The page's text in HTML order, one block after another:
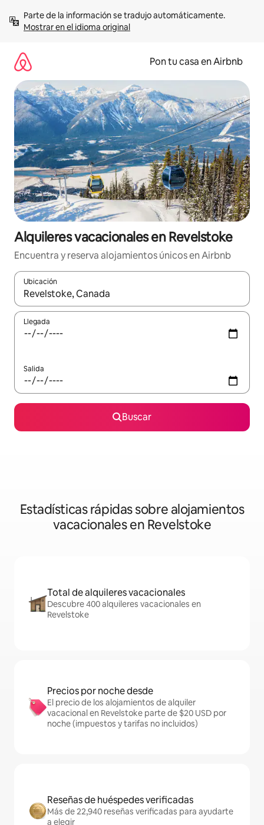
contenidoMostrar en el idioma original
Pon tu casa en Airbnb
Alquileres vacacionales en Revelstoke
Encuentra y reserva alojamientos únicos en Airbnb
Ubicación
Cuando los resultados estén disponibles, navega con las
Llegada
Salida
Buscar
Estadísticas rápidas sobre alojamientos
vacacionales en Revelstoke
Total de alquileres vacacionales
Descubre 400 alquileres vacacionales en
Revelstoke
Precios por noche desde
El precio de los alojamientos de alquiler
vacacional en Revelstoke parte de $20 USD por
noche (impuestos y tarifas no incluidos)
Reseñas de huéspedes verificadas
Más de 22,940 reseñas verificadas para ayudarte
a elegir